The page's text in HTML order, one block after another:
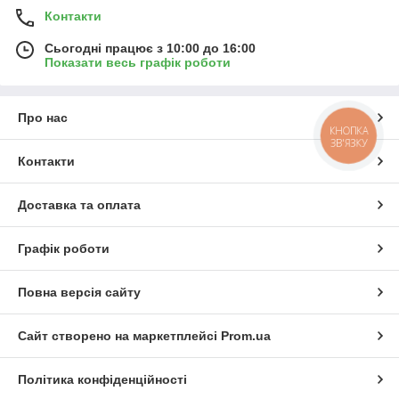
Контакти
Сьогодні працює з 10:00 до 16:00
Показати весь графік роботи
Про нас
Контакти
Доставка та оплата
Графік роботи
Повна версія сайту
Сайт створено на маркетплейсі Prom.ua
Політика конфіденційності
КНОПКА
ЗВ'ЯЗКУ